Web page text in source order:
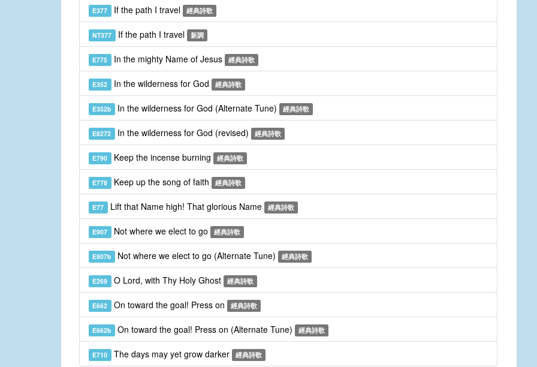
E377 If the path I travel 經典詩歌
NT377 If the path I travel 新調
E775 In the mighty Name of Jesus 經典詩歌
E352 In the wilderness for God 經典詩歌
E352b In the wilderness for God (Alternate Tune) 經典詩歌
E8272 In the wilderness for God (revised) 經典詩歌
E790 Keep the incense burning 經典詩歌
E778 Keep up the song of faith 經典詩歌
E77 Lift that Name high! That glorious Name 經典詩歌
E907 Not where we elect to go 經典詩歌
E907b Not where we elect to go (Alternate Tune) 經典詩歌
E269 O Lord, with Thy Holy Ghost 經典詩歌
E662 On toward the goal! Press on 經典詩歌
E662b On toward the goal! Press on (Alternate Tune) 經典詩歌
E710 The days may yet grow darker 經典詩歌